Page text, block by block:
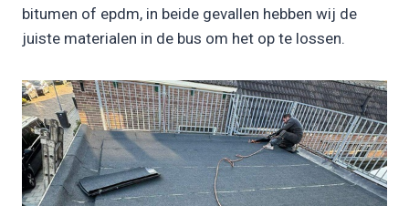
bitumen of epdm, in beide gevallen hebben wij de
juiste materialen in de bus om het op te lossen.